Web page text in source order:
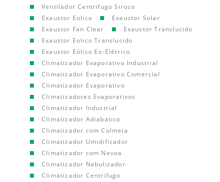
Ventilador Centrifugo Siroco
Exaustor Eolico
Exaustor Solar
Exaustor Fan Clear
Exaustor Translucido
Exaustor Eolico Translucido
Exaustor Eólico Eo-Elétrico
Climatizador Evaporativo Industrial
Climatizador Evaporativo Comercial
Climatizador Evaporativo
Climatizadores Evaporativos
Climatizador Industrial
Climatizador Adiabatico
Climatizador com Colmeia
Climatizador Umidificador
Climatizador com Nevoa
Climatizador Nebulizador
Climatizador Centrifugo